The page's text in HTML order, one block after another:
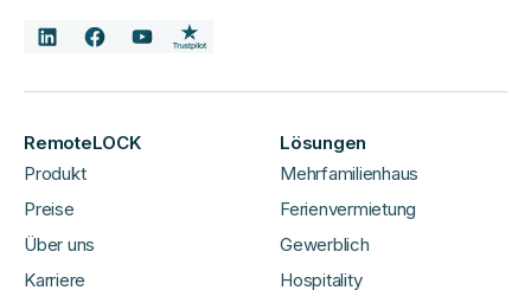
RemoteLOCK
Produkt
Preise
Über uns
Karriere
Lösungen
Mehrfamilienhaus
Ferienvermietung
Gewerblich
Hospitality